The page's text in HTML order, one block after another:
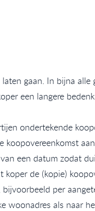
gaan. In bijna alle
een langere
ondertekende
een datum zodat
de (kopie)
per
woonadres als naar